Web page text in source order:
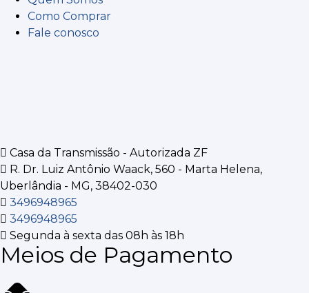
Como Comprar
Fale conosco
Casa da Transmissão - Autorizada ZF
R. Dr. Luiz Antônio Waack, 560 - Marta Helena,
Uberlândia - MG, 38402-030
3496948965
3496948965
Segunda à sexta das 08h às 18h
Meios de Pagamento